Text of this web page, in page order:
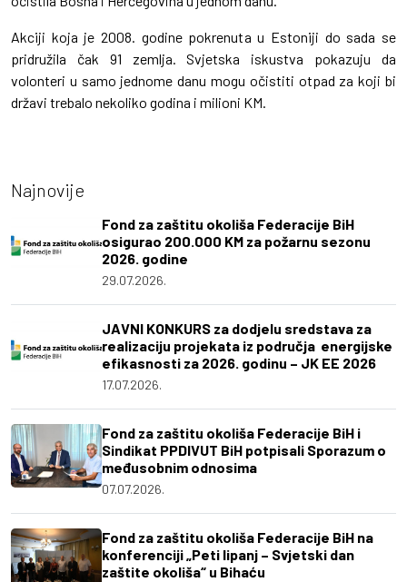
Akciji koja je 2008. godine pokrenuta u Estoniji do sada se
pridružila čak 91 zemlja. Svjetska iskustva pokazuju da
volonteri u samo jednome danu mogu očistiti otpad za koji bi
državi trebalo nekoliko godina i milioni KM.
Najnovije
Fond za zaštitu okoliša Federacije BiH
osigurao 200.000 KM za požarnu sezonu
2026. godine
29.07.2026.
JAVNI KONKURS za dodjelu sredstava za
realizaciju projekata iz područja energijske
efikasnosti za 2026. godinu – JK EE 2026
17.07.2026.
Fond za zaštitu okoliša Federacije BiH i
Sindikat PPDIVUT BiH potpisali Sporazum o
međusobnim odnosima
07.07.2026.
Fond za zaštitu okoliša Federacije BiH na
konferenciji „Peti lipanj – Svjetski dan
zaštite okoliša“ u Bihaću